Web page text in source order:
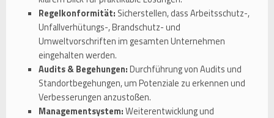
Regelkonformität: Sicherstellen, dass Arbeitsschutz-,
Unfallverhütungs-, Brandschutz- und
Umweltvorschriften im gesamten Unternehmen
eingehalten werden.
Audits & Begehungen:Durchführung von Audits und
Standortbegehungen, um Potenziale zu erkennen und
Verbesserungen anzustoßen.
Managementsystem:Weiterentwicklung und